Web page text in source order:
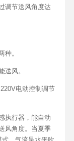
调节送风角度达
种。
送风。
电动控制调节
执行器，能自动
风角度。当夏季